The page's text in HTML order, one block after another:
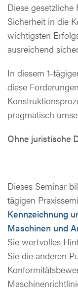
Diese
Sicherheit in die
wichtigsten
ausreichend
In diesem 1-
diese
pragmatisch
Ohne juristische
Dieses Seminar
tägigen
Kennzeichnung
Maschinen und
Sie wertvolles
Sie die anderen